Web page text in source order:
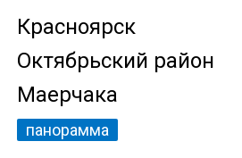
Красноярск
Октябрьский район
Маерчака
панорамма